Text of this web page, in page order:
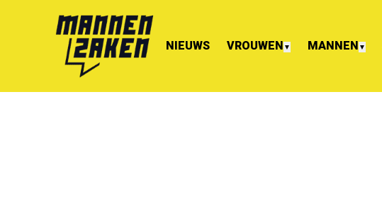
NIEUWS VROUWEN ▼ MANNEN ▼